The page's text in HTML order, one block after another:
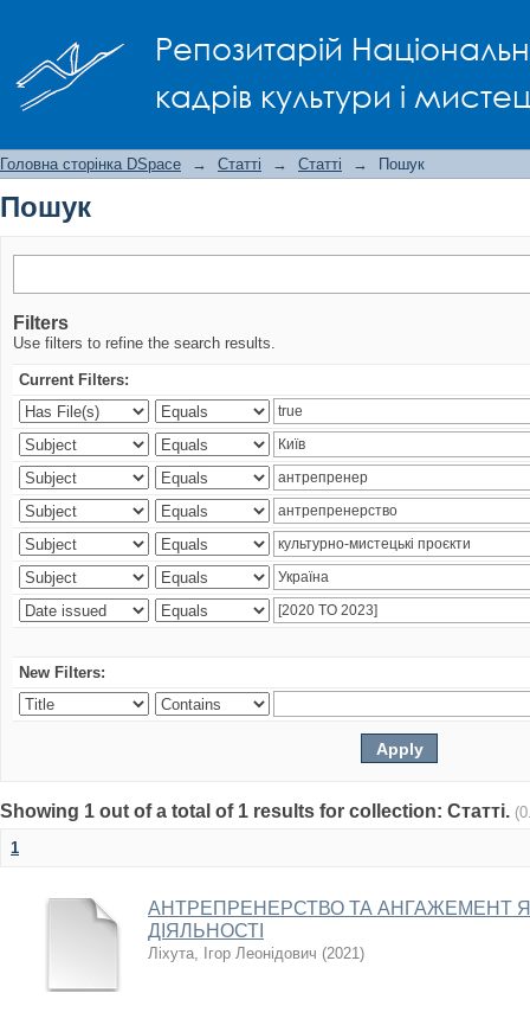
Репозитарій
кадрів культури і
Головна сторінка DSpace → Статті → Статті → Пошук
Пошук
Filters
Use filters to refine the search results.
Current Filters:
New Filters:
Showing 1 out of a total of 1 results for collection: Статті.
1
АНТРЕПРЕНЕРСТВО ТА АНГАЖЕМЕНТ
ДІЯЛЬНОСТІ
Ліхута, Ігор Леонідович (2021)